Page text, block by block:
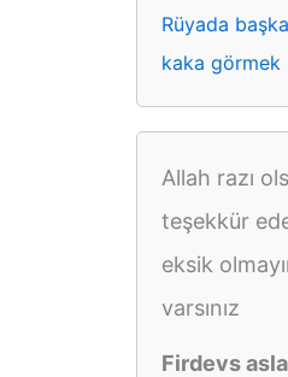
Rüyada
kaka görmek
Allah razı
teşekkür
eksik
varsınız
Firdevs